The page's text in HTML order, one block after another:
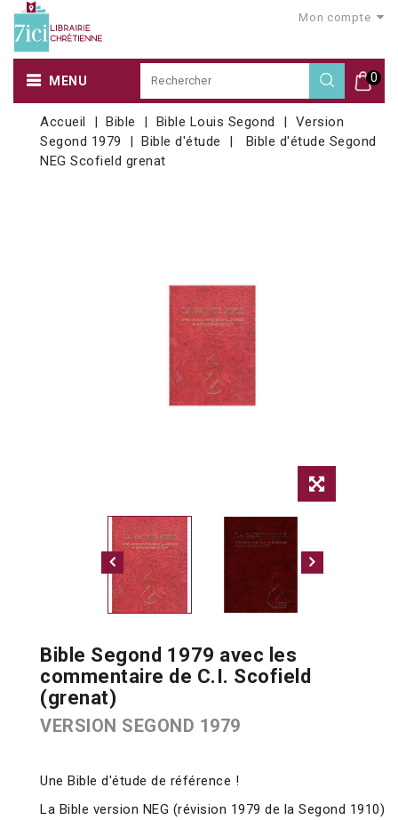
Mon compte
0
MENU
Accueil Bible Bible Louis Segond
Version
Segond 1979
Bible d'étude
Bible d'étude Segond
NEG Scofield grenat
Bible Segond 1979 avec les
commentaire de C.I. Scofield
(grenat)
VERSION SEGOND 1979
Une Bible d'étude de référence !
La Bible version NEG (révision 1979 de la Segond 1910)